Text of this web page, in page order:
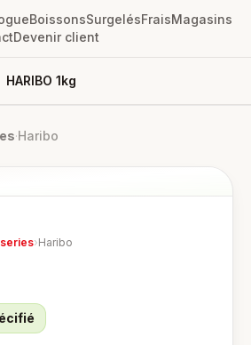
BoissonsSurgelésFraisMagasins
Devenir client
HARIBO 1kg
·Haribo
›Haribo